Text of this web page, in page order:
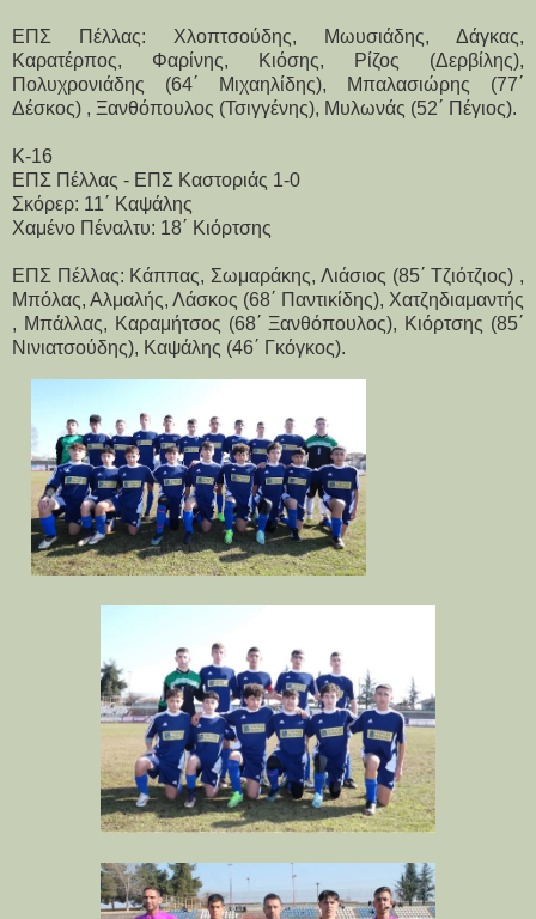
ΕΠΣ Πέλλας: Χλοπτσούδης, Μωυσιάδης, Δάγκας,
Καρατέρπος, Φαρίνης, Κιόσης, Ρίζος (Δερβίλης),
Πολυχρονιάδης (64΄ Μιχαηλίδης), Μπαλασιώρης (77΄
Δέσκος) , Ξανθόπουλος (Τσιγγένης), Μυλωνάς (52΄ Πέγιος).
Κ-16
ΕΠΣ Πέλλας - ΕΠΣ Καστοριάς 1-0
Σκόρερ: 11΄ Καψάλης
Χαμένο Πέναλτυ: 18΄ Κιόρτσης
ΕΠΣ Πέλλας: Κάππας, Σωμαράκης, Λιάσιος (85΄ Τζιότζιος) ,
Μπόλας, Αλμαλής, Λάσκος (68΄ Παντικίδης), Χατζηδιαμαντής
, Μπάλλας, Καραμήτσος (68΄ Ξανθόπουλος), Κιόρτσης (85΄
Νινιατσούδης), Καψάλης (46΄ Γκόγκος).